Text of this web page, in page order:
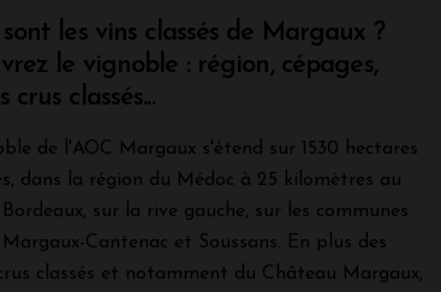
les vins classés de Margaux ?
le vignoble : région, cépages,
crus classés...
de l'AOC Margaux s'étend sur 1530 hectares
dans la région du Médoc à 25 kilomètres au
sur la rive gauche, sur les communes
Margaux-Cantenac et Soussans. En plus des
classés et notamment du Château Margaux,